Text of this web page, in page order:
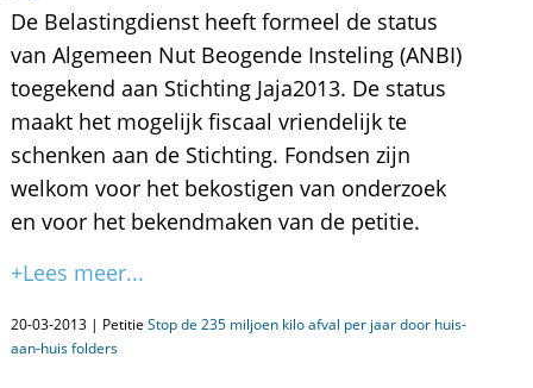
De Belastingdienst heeft formeel de status
van Algemeen Nut Beogende Insteling (ANBI)
toegekend aan Stichting Jaja2013. De status
maakt het mogelijk fiscaal vriendelijk te
schenken aan de Stichting. Fondsen zijn
welkom voor het bekostigen van onderzoek
en voor het bekendmaken van de petitie.
+Lees meer...
20-03-2013 | Petitie Stop de 235 miljoen kilo afval per jaar door huis-
aan-huis folders